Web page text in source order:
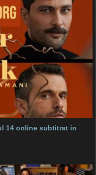
14 online subtitrat in